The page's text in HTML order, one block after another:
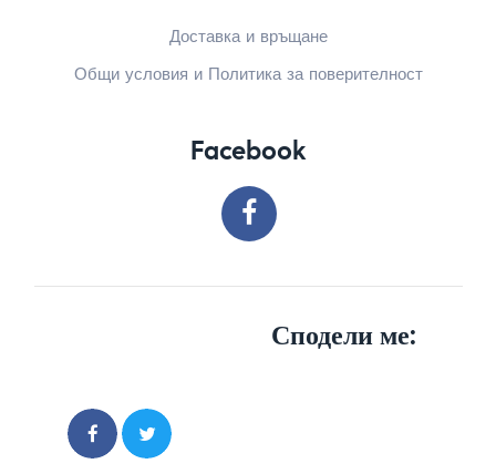
Доставка и връщане
Общи условия и Политика за поверителност
Facebook
Сподели ме: